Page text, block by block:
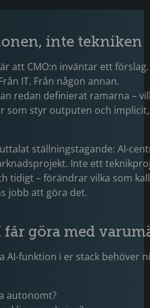
inte tekniken
att CMO:n inväntar ett
IT. Från någon annan.
redan definierat ramarna –
som styr outputen och
ställningstagande: AI-
Inte ett
tidigt – förändrar vilka som
jobb att göra det.
göra med
AI-funktion i er stack behöver
autonomt?